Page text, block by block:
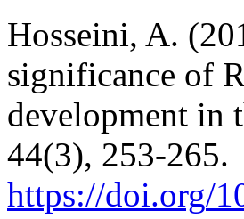
Hosseini, A.
significance of
development in
44(3), 253-265.
https://doi.org/